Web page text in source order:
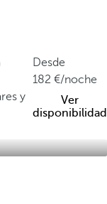
y
Desde
182
/noche
Ver
disponibilidad